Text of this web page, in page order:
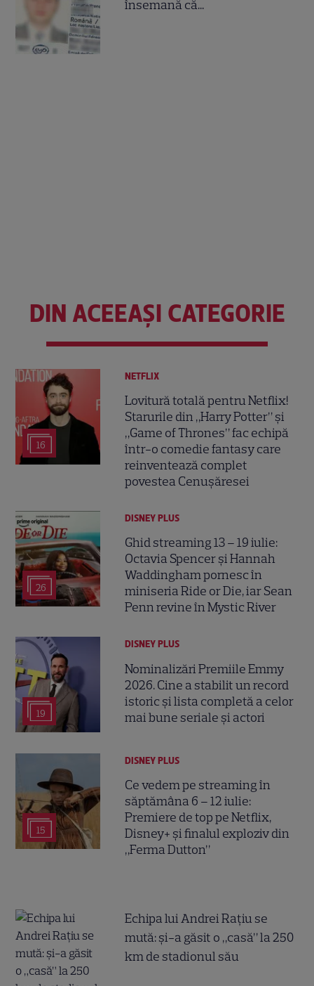
însemană că...
DIN ACEEAȘI CATEGORIE
16
NETFLIX
Lovitură totală pentru Netflix!
Starurile din „Harry Potter” și
„Game of Thrones” fac echipă
într-o comedie fantasy care
reinventează complet
povestea Cenușăresei
26
DISNEY PLUS
Ghid streaming 13 – 19 iulie:
Octavia Spencer și Hannah
Waddingham pornesc în
miniseria Ride or Die, iar Sean
Penn revine în Mystic River
19
DISNEY PLUS
Nominalizări Premiile Emmy
2026. Cine a stabilit un record
istoric și lista completă a celor
mai bune seriale și actori
15
DISNEY PLUS
Ce vedem pe streaming în
săptămâna 6 – 12 iulie:
Premiere de top pe Netflix,
Disney+ și finalul exploziv din
„Ferma Dutton”
Echipa lui Andrei Rațiu se
mută: și-a găsit o „casă” la 250
km de stadionul său